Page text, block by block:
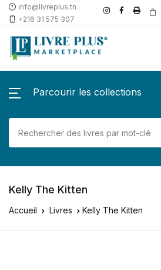
info@livreplus.tn
+216 31 575 307
Parcourir les collections
Kelly The Kitten
Accueil Livres Kelly The Kitten